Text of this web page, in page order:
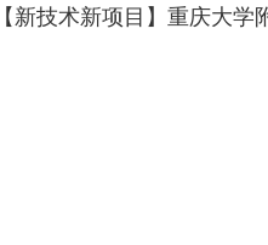
【新技术新项目】重庆大